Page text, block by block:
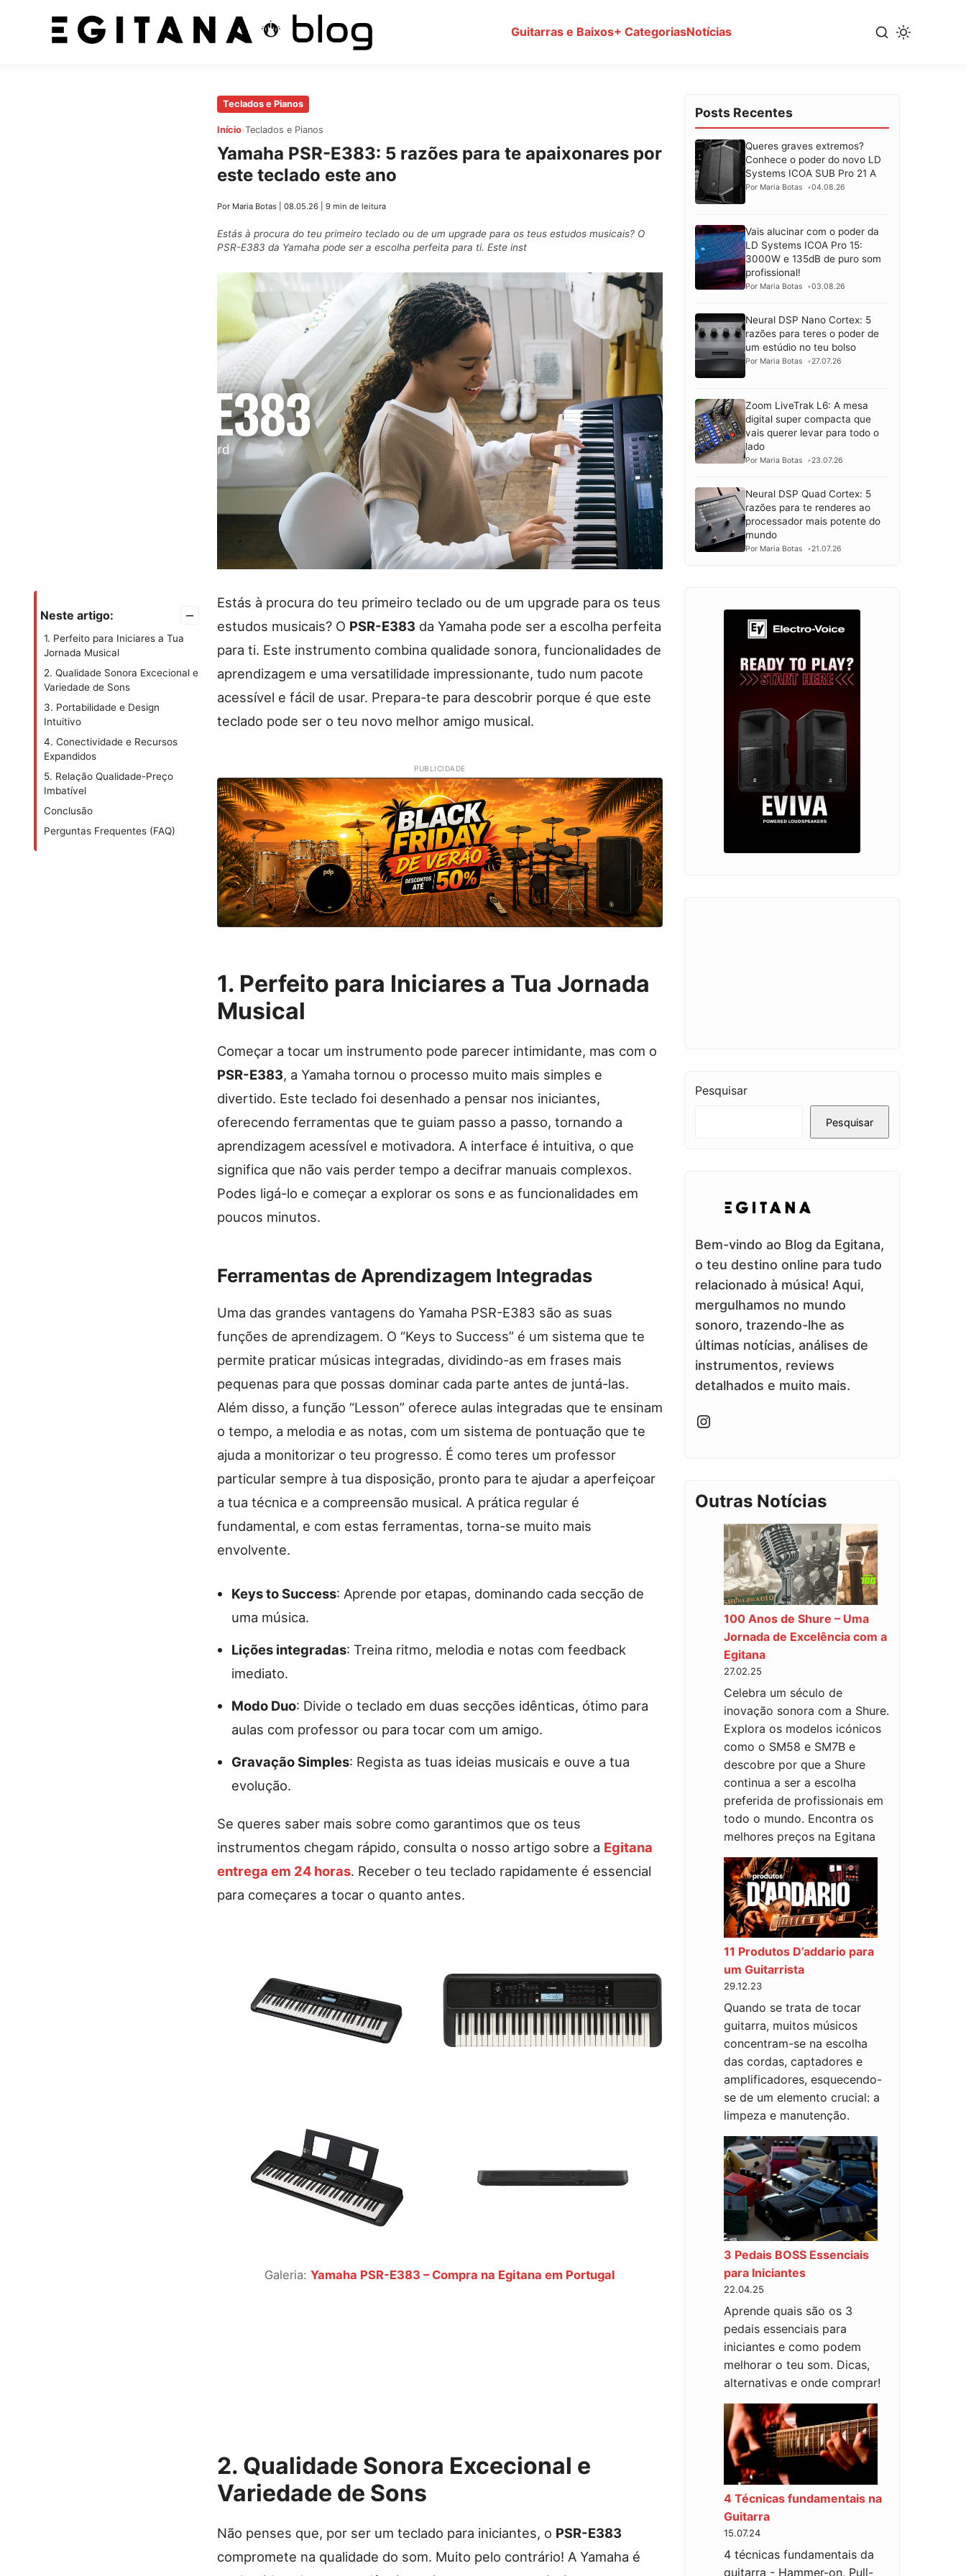
Guitarras e Baixos+ CategoriasNotícias
Teclados e Pianos
Início›Teclados e Pianos
Yamaha PSR-E383: 5 razões para te apaixonares por
este teclado este ano
Por Maria Botas 08.05.26 9 min de leitura
Estás à procura do teu primeiro teclado ou de um upgrade para os teus estudos musicais? O
PSR-E383 da Yamaha pode ser a escolha perfeita para ti. Este inst
Neste artigo: –
1. Perfeito para Iniciares a Tua
Jornada Musical
2. Qualidade Sonora Excecional e
Variedade de Sons
3. Portabilidade e Design
Intuitivo
4. Conectividade e Recursos
Expandidos
5. Relação Qualidade-Preço
Imbatível
Conclusão
Perguntas Frequentes (FAQ)
Estás à procura do teu primeiro teclado ou de um upgrade para os teus
estudos musicais? O PSR-E383 da Yamaha pode ser a escolha perfeita
para ti. Este instrumento combina qualidade sonora, funcionalidades de
aprendizagem e uma versatilidade impressionante, tudo num pacote
acessível e fácil de usar. Prepara-te para descobrir porque é que este
teclado pode ser o teu novo melhor amigo musical.
PUBLICIDADE
1. Perfeito para Iniciares a Tua Jornada
Musical
Começar a tocar um instrumento pode parecer intimidante, mas com o
PSR-E383, a Yamaha tornou o processo muito mais simples e
divertido. Este teclado foi desenhado a pensar nos iniciantes,
oferecendo ferramentas que te guiam passo a passo, tornando a
aprendizagem acessível e motivadora. A interface é intuitiva, o que
significa que não vais perder tempo a decifrar manuais complexos.
Podes ligá-lo e começar a explorar os sons e as funcionalidades em
poucos minutos.
Ferramentas de Aprendizagem Integradas
Uma das grandes vantagens do Yamaha PSR-E383 são as suas
funções de aprendizagem. O “Keys to Success” é um sistema que te
permite praticar músicas integradas, dividindo-as em frases mais
pequenas para que possas dominar cada parte antes de juntá-las.
Além disso, a função “Lesson” oferece aulas integradas que te ensinam
o tempo, a melodia e as notas, com um sistema de pontuação que te
ajuda a monitorizar o teu progresso. É como teres um professor
particular sempre à tua disposição, pronto para te ajudar a aperfeiçoar
a tua técnica e a compreensão musical. A prática regular é
fundamental, e com estas ferramentas, torna-se muito mais
envolvente.
Keys to Success: Aprende por etapas, dominando cada secção de
uma música.
Lições integradas: Treina ritmo, melodia e notas com feedback
imediato.
Modo Duo: Divide o teclado em duas secções idênticas, ótimo para
aulas com professor ou para tocar com um amigo.
Gravação Simples: Regista as tuas ideias musicais e ouve a tua
evolução.
Se queres saber mais sobre como garantimos que os teus
instrumentos chegam rápido, consulta o nosso artigo sobre a Egitana
entrega em 24 horas. Receber o teu teclado rapidamente é essencial
para começares a tocar o quanto antes.
Galeria: Yamaha PSR-E383 – Compra na Egitana em Portugal
2. Qualidade Sonora Excecional e
Variedade de Sons
Não penses que, por ser um teclado para iniciantes, o PSR-E383
compromete na qualidade do som. Muito pelo contrário! A Yamaha é
Posts Recentes
Queres graves extremos?
Conhece o poder do novo LD
Systems ICOA SUB Pro 21 A
Por Maria Botas 04.08.26
Vais alucinar com o poder da
LD Systems ICOA Pro 15:
3000W e 135dB de puro som
profissional!
Por Maria Botas 03.08.26
Neural DSP Nano Cortex: 5
razões para teres o poder de
um estúdio no teu bolso
Por Maria Botas 27.07.26
Zoom LiveTrak L6: A mesa
digital super compacta que
vais querer levar para todo o
lado
Por Maria Botas 23.07.26
Neural DSP Quad Cortex: 5
razões para te renderes ao
processador mais potente do
mundo
Por Maria Botas 21.07.26
Pesquisar
Pesquisar
Bem-vindo ao Blog da Egitana,
o teu destino online para tudo
relacionado à música! Aqui,
mergulhamos no mundo
sonoro, trazendo-lhe as
últimas notícias, análises de
instrumentos, reviews
detalhados e muito mais.
Instagram
Outras Notícias
100 Anos de Shure – Uma
Jornada de Excelência com a
Egitana
27.02.25
Celebra um século de
inovação sonora com a Shure.
Explora os modelos icónicos
como o SM58 e SM7B e
descobre por que a Shure
continua a ser a escolha
preferida de profissionais em
todo o mundo. Encontra os
melhores preços na Egitana
11 Produtos D’addario para
um Guitarrista
29.12.23
Quando se trata de tocar
guitarra, muitos músicos
concentram-se na escolha
das cordas, captadores e
amplificadores, esquecendo-
se de um elemento crucial: a
limpeza e manutenção.
3 Pedais BOSS Essenciais
para Iniciantes
22.04.25
Aprende quais são os 3
pedais essenciais para
iniciantes e como podem
melhorar o teu som. Dicas,
alternativas e onde comprar!
4 Técnicas fundamentais na
Guitarra
15.07.24
4 técnicas fundamentais da
guitarra - Hammer-on, Pull-